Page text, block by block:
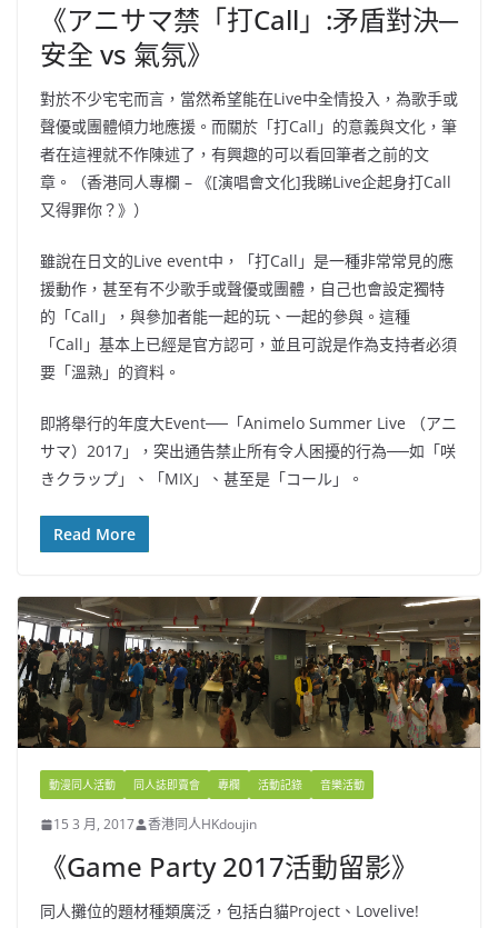
《アニサマ禁「打Call」:矛盾對決─
安全 vs 氣氛》
對於不少宅宅而言，當然希望能在Live中全情投入，為歌手或
聲優或團體傾力地應援。而關於「打Call」的意義與文化，筆
者在這裡就不作陳述了，有興趣的可以看回筆者之前的文
章。（香港同人專欄 – 《[演唱會文化]我睇Live企起身打Call
又得罪你？》）
雖說在日文的Live event中，「打Call」是一種非常常見的應
援動作，甚至有不少歌手或聲優或團體，自己也會設定獨特
的「Call」，與參加者能一起的玩、一起的參與。這種
「Call」基本上已經是官方認可，並且可說是作為支持者必須
要「溫熟」的資料。
即將舉行的年度大Event──「Animelo Summer Live （アニ
サマ）2017」，突出通告禁止所有令人困擾的行為──如「咲
きクラップ」、「MIX」、甚至是「コール」。
Read More
動漫同人活動 同人誌即賣會 專欄 活動記錄 音樂活動
15 3 月, 2017 香港同人HKdoujin
《Game Party 2017活動留影》
同人攤位的題材種類廣泛，包括白貓Project、Lovelive!